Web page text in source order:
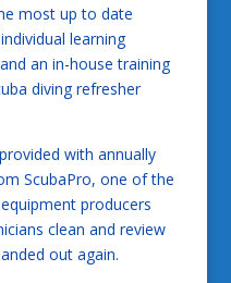
most up to date
learning
an in-house training
diving refresher
with annually
ScubaPro, one of the
producers
clean and review
out again.